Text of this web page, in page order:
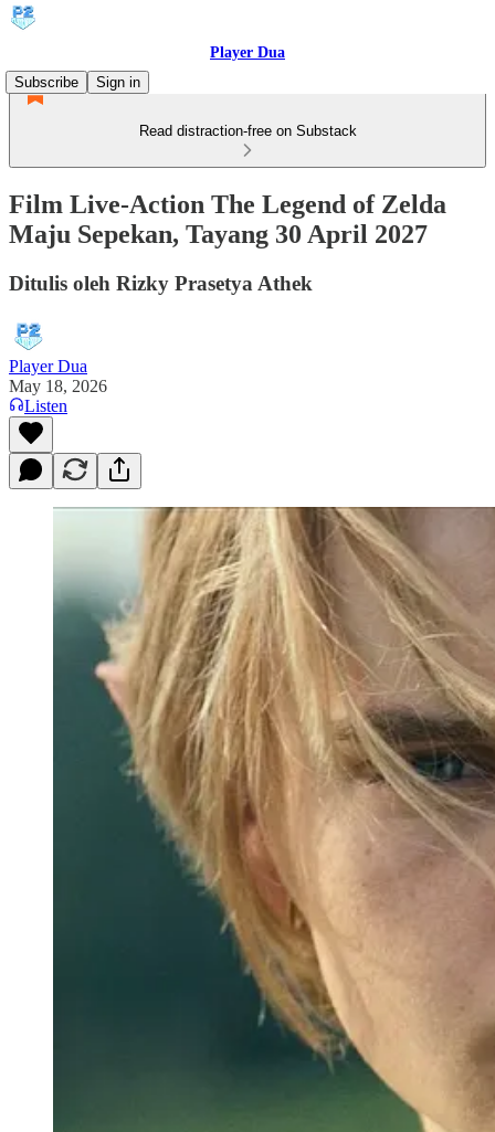
Player Dua
Subscribe
Sign in
Read distraction-free on Substack
Film Live-Action The Legend of Zelda
Maju Sepekan, Tayang 30 April 2027
Ditulis oleh Rizky Prasetya Athek
Player Dua
May 18, 2026
Listen